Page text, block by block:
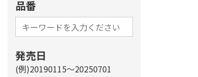
品番
発売日
(例)20190115～20250701